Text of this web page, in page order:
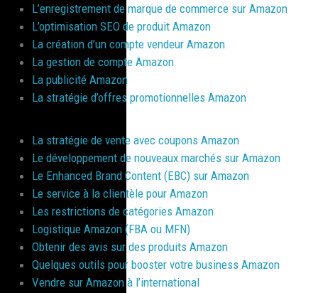
L’enregistrement de marque de commerce sur Amazon
L’optimisation SEO de produit Amazon
La création d’un compte vendeur Amazon
La gestion de compte Amazon
La publicité Amazon
La stratégie d’offres promotionnelles Amazon
La stratégie de vente avec coupons Amazon
Le développement de nouveaux marchés sur Amazon
Le Enhanced Brand Content (EBC) sur Amazon
Le service à la clientèle pour Amazon
Les restrictions de catégories Amazon
Logistique Amazon (FBA ou MFN)
Obtenir des avis sur des produits Amazon
Quelques outils pour booster votre business Amazon
Vendre sur Amazon à l’international